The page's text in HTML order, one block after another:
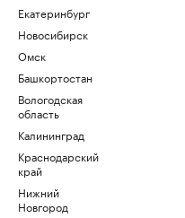
Екатеринбург
Новосибирск
Омск
Башкортостан
Вологодская
область
Калининград
Краснодарский
край
Нижний
Новгород